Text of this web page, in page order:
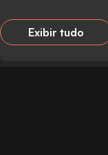
Exibir tudo